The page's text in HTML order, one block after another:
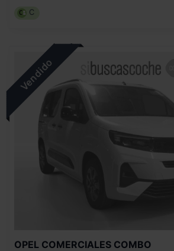
C
OPEL COMERCIALES COMBO